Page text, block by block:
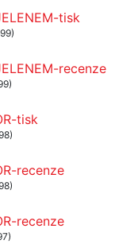
tisk
recenze
tisk
recenze
recenze